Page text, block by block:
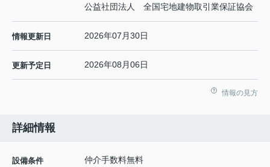
公益社団法人 全国宅地建物取引業保証協会
情報更新日 2026年07月30日
更新予定日 2026年08月06日
情報の見方
詳細情報
設備条件
仲介手数料無料